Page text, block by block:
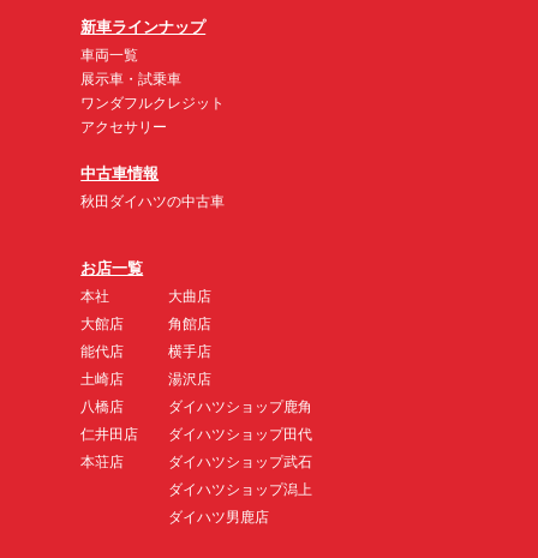
新車ラインナップ
車両一覧
展示車・試乗車
ワンダフルクレジット
アクセサリー
中古車情報
秋田ダイハツの中古車
お店一覧
本社
大館店
能代店
土崎店
八橋店
仁井田店
本荘店
大曲店
角館店
横手店
湯沢店
ダイハツショップ鹿角
ダイハツショップ田代
ダイハツショップ武石
ダイハツショップ潟上
ダイハツ男鹿店